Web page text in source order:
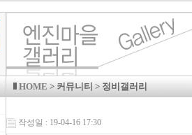
HOME > 커뮤니티 > 정비갤러리
작성일 : 19-04-16 17:30